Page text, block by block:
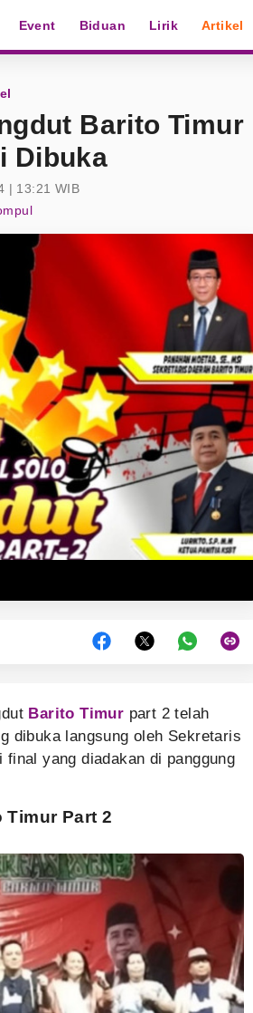
Event Biduan Lirik Artikel
Barito Timur
Dibuka
| 13:21 WIB
Barito Timur part 2 telah
dibuka langsung oleh Sekretaris
final yang diadakan di panggung
Timur Part 2